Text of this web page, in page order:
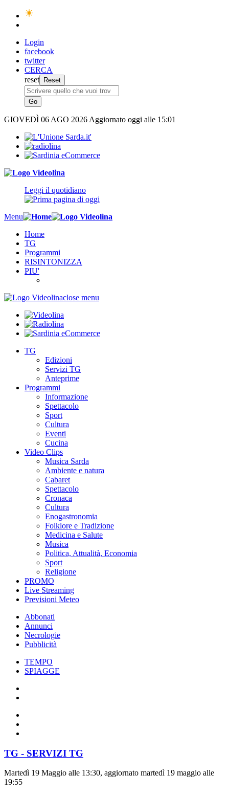
Login
facebook
twitter
CERCA
reset
GIOVEDÌ 06 AGO 2026 Aggiornato oggi alle 15:01
Leggi il quotidiano
Menu
Home
TG
Programmi
RISINTONIZZA
PIU'
close menu
TG
Edizioni
Servizi TG
Anteprime
Programmi
Informazione
Spettacolo
Sport
Cultura
Eventi
Cucina
Video Clips
Musica Sarda
Ambiente e natura
Cabaret
Spettacolo
Cronaca
Cultura
Enogastronomia
Folklore e Tradizione
Medicina e Salute
Musica
Politica, Attualità, Economia
Sport
Religione
PROMO
Live Streaming
Previsioni Meteo
Abbonati
Annunci
Necrologie
Pubblicità
TEMPO
SPIAGGE
TG - SERVIZI TG
Martedì 19 Maggio alle 13:30, aggiornato martedì 19 maggio alle
19:55